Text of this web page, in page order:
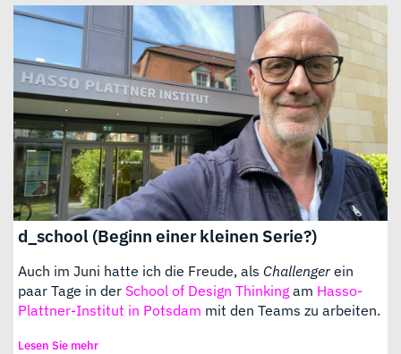
d_school (Beginn einer kleinen Serie?)
Auch im Juni hatte ich die Freude, als Challenger ein
paar Tage in der School of Design Thinking am Hasso-
Plattner-Institut in Potsdam mit den Teams zu arbeiten.
Lesen Sie mehr